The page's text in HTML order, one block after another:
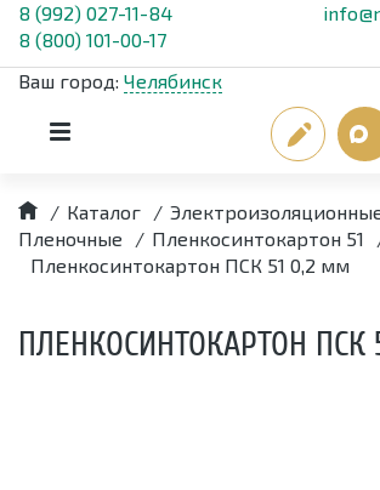
8 (992) 027-11-84
8 (800) 101-00-17
Ваш город: Челябинск
/ Каталог /
Пленочные
/ Пленкосинтокартон 51
Пленкосинтокартон ПСК 51 0,2 мм
ПЛЕНКОСИНТОКАРТОН ПСК